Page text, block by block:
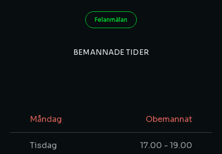
Felanmälan
BEMANNADE TIDER
Måndag Obemannat
Tisdag 17.00 - 19.00